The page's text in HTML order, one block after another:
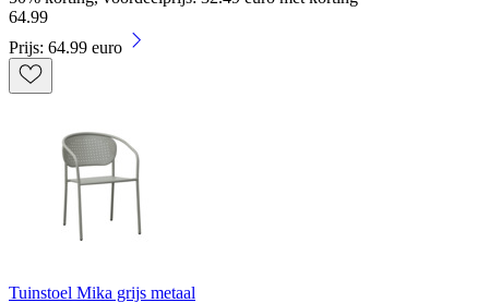
64.99
Prijs: 64.99 euro
Tuinstoel Mika grijs metaal